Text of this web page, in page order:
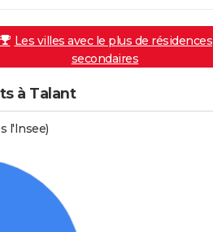
Les villes avec le plus de résidences
secondaires
à Talant
l'Insee)